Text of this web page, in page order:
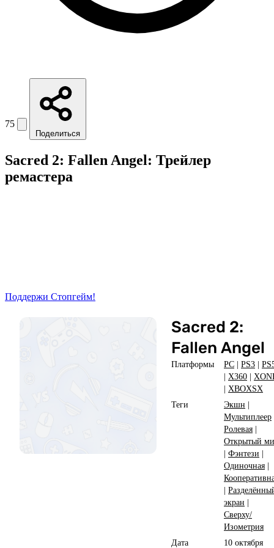
75
Поделиться
Sacred 2: Fallen Angel: Трейлер
ремастера
Поддержи Стопгейм!
Sacred 2:
Fallen Angel
Платформы PC | PS3 |
| X360 |
| XBOXSX
Теги
Экшн |
Мультиплеер
Ролевая |
Открытый
| Фэнтези |
Одиночная |
|
экран |
Сверху/
Изометрия
Дата
10 октября